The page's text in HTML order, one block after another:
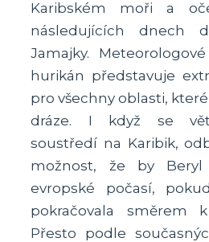
Karibském moři a
následujících dnech
Jamajky.
hurikán představuje
pro všechny oblasti,
dráze. I když se
soustředí na Karibik,
možnost, že by
evropské počasí,
pokračovala směrem
Přesto podle